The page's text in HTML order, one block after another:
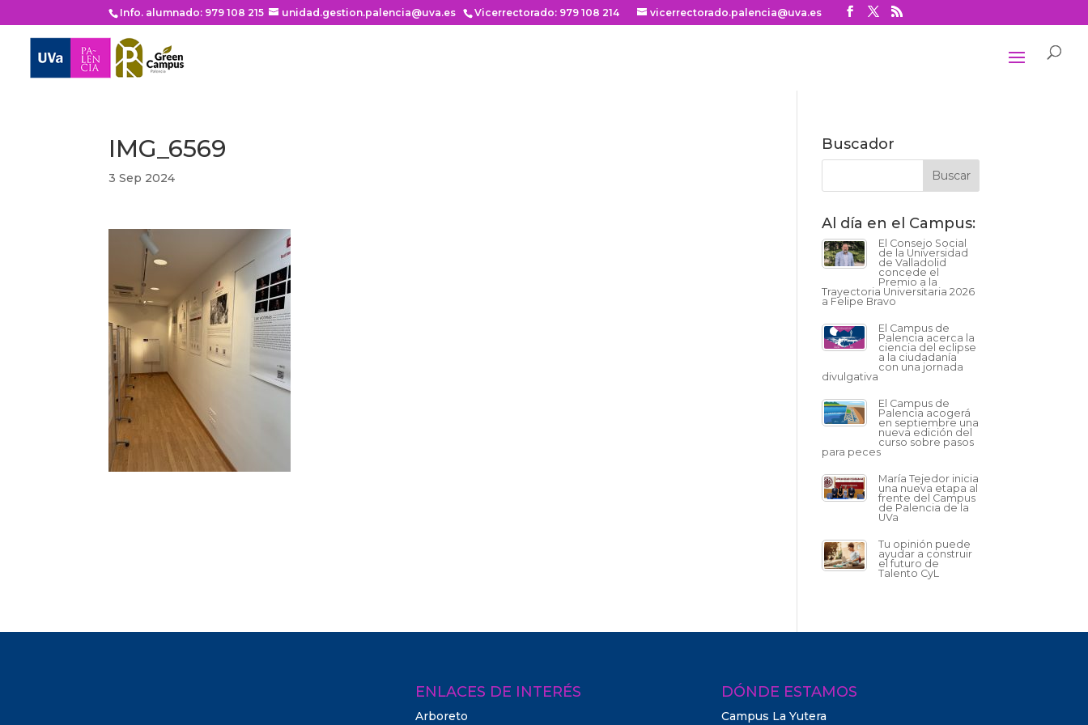
Info. alumnado: 979 108 215 unidad.gestion.palencia@uva.es Vicerrectorado: 979 108 214 vicerrectorado.palencia@uva.es
IMG_6569
3 Sep 2024
Buscador
Al día en el Campus:
El Consejo Social
de la Universidad
de Valladolid
concede el
Premio a la
Trayectoria Universitaria 2026
a Felipe Bravo
El Campus de
Palencia acerca la
ciencia del eclipse
a la ciudadanía
con una jornada
divulgativa
El Campus de
Palencia acogerá
en septiembre una
nueva edición del
curso sobre pasos
para peces
María Tejedor inicia
una nueva etapa al
frente del Campus
de Palencia de la
UVa
Tu opinión puede
ayudar a construir
el futuro de
Talento CyL
ENLACES DE INTERÉS
Arboreto
DÓNDE ESTAMOS
Campus La Yutera